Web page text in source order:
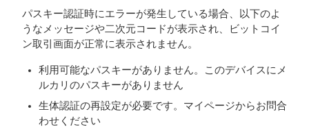
パスキー認証時にエラーが発生している場合、以下のよ
うなメッセージや二次元コードが表示され、ビットコイ
ン取引画面が正常に表示されません。
利用可能なパスキーがありません。このデバイスにメ
ルカリのパスキーがありません
生体認証の再設定が必要です。マイページからお問合
わせください